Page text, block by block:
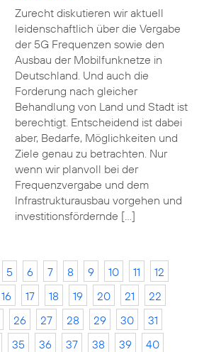
Zurecht diskutieren wir aktuell
leidenschaftlich über die Vergabe
der 5G Frequenzen sowie den
Ausbau der Mobilfunknetze in
Deutschland. Und auch die
Forderung nach gleicher
Behandlung von Land und Stadt ist
berechtigt. Entscheidend ist dabei
aber, Bedarfe, Möglichkeiten und
Ziele genau zu betrachten. Nur
wenn wir planvoll bei der
Frequenzvergabe und dem
Infrastrukturausbau vorgehen und
investitionsfördernde […]
5 6 7 8 9 10 11
12
16 17 18 19 20 21
22
26 27 28 29 30
31
35 36 37 38 39
40